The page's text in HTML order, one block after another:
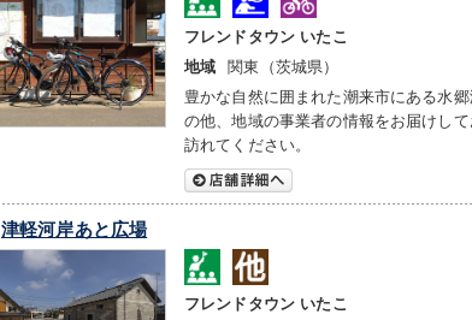
フレンドタウン いたこ
地域 関東（茨城県）
豊かな自然に囲まれた潮来市にある水
の他、地域の事業者の情報をお届けし
訪れてください。
津軽河岸あと広場
フレンドタウン いたこ